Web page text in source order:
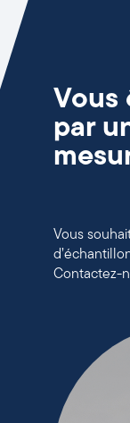
Vous
par
Vous
Contactez-